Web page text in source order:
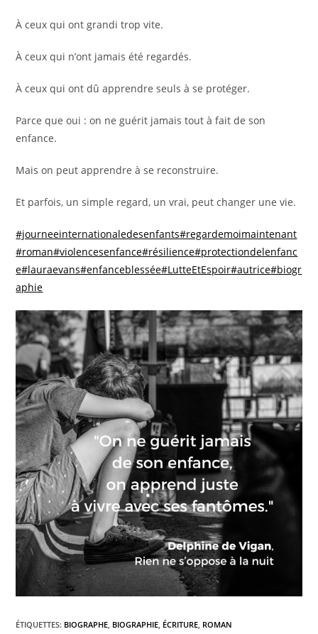
À ceux qui ont grandi trop vite.
À ceux qui n’ont jamais été regardés.
À ceux qui ont dû apprendre seuls à se protéger.
Parce que oui : on ne guérit jamais tout à fait de son
enfance.
Mais on peut apprendre à se reconstruire.
Et parfois, un simple regard, un vrai, peut changer une vie.
#journeeinternationaledesenfants#regardemoimaintenant
#roman#violencesenfance#résilience#protectiondelenfanc
e#lauraevans#enfanceblessée#LutteEtEspoir#autrice#biogr
aphie
ÉTIQUETTES: BIOGRAPHE, BIOGRAPHIE, ÉCRITURE, ROMAN